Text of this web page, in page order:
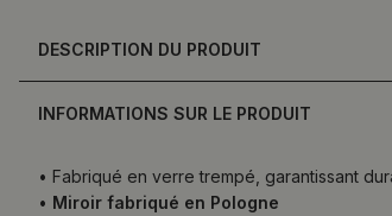
DESCRIPTION DU PRODUIT
INFORMATIONS SUR LE PRODUIT
• Fabriqué en verre trempé, garantissant
• Miroir fabriqué en Pologne